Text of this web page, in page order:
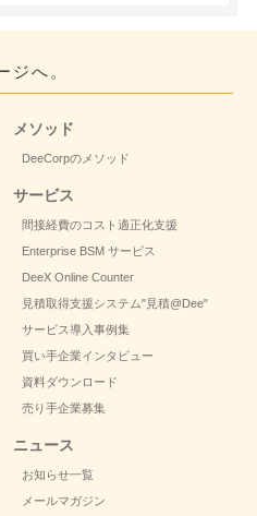
ジへ。
メソッド
DeeCorpのメソッド
サービス
間接経費のコスト適正化支援
Enterprise BSM サービス
DeeX Online Counter
見積取得支援システム"見積@Dee"
サービス導入事例集
買い手企業インタビュー
資料ダウンロード
売り手企業募集
ニュース
お知らせ一覧
メールマガジン